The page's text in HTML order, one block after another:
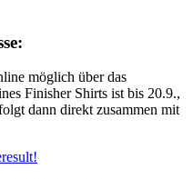
möglich über das
Finisher Shirts ist bis 20.9.,
dann direkt zusammen mit